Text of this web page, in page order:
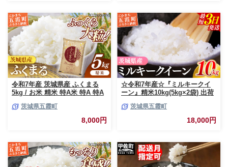
令和7年産 茨城県産 ふくまる
5kg / お米 精米 特A米 特A 特A
五霞町【価格改定X】
茨城県五霞町
8,000円
☆令和7年産☆『ミルキークイ
ーン』精米10kg(5kg×2袋) 出荷
10kg コメ こめ 人気 銘柄 家計
応援 中山産業 家庭用 茨城県産
茨城県 五霞町【価格変更AB】
茨城県五霞町
18,000円